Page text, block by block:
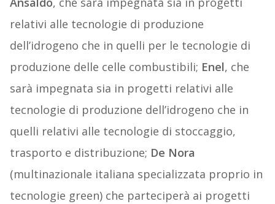
relativi alle tecnologie di produzione
dell’idrogeno che in quelli per le tecnologie di
produzione delle celle combustibili; Enel, che
sarà impegnata sia in progetti relativi alle
tecnologie di produzione dell’idrogeno che in
quelli relativi alle tecnologie di stoccaggio,
trasporto e distribuzione; De Nora
(multinazionale italiana specializzata proprio in
tecnologie green) che parteciperà ai progetti